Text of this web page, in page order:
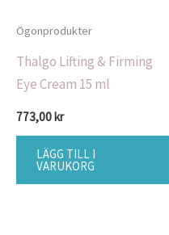
Ögonprodukter
Thalgo Lifting & Firming
Eye Cream 15 ml
773,00kr
LÄGG TILL I
VARUKORG